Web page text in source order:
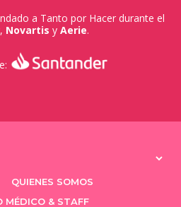
a Tanto por Hacer durante el
, Novartis yAerie.
QUIENES SOMOS
MÉDICO & STAFF